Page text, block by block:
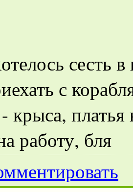
сесть в
с
крыса, платья
работу, бля